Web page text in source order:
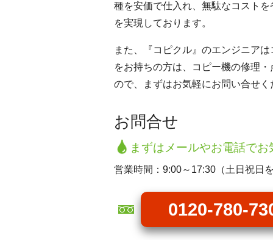
種を安価で仕入れ、無駄なコスト
を実現しております。
また、『コピクル』のエンジニア
をお持ちの方は、コピー機の修理
ので、まずはお気軽にお問い合せく
お問合せ
まずはメールやお電話で
営業時間：9:00～17:30（土日祝日
0120-780-